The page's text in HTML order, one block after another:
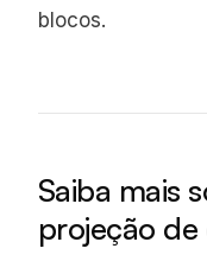
blocos.
Saiba mais
projeção